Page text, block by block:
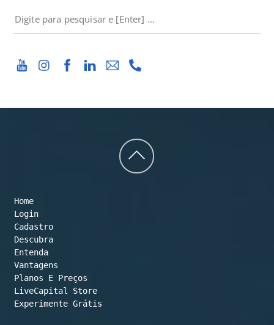
PESQUISAR
Back
Home
Login
Cadastro
Descubra
Entenda
Vantagens
Planos E Preços
LiveCapital Store
Experimente Grátis